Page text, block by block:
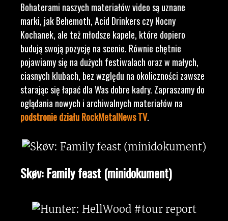
Bohaterami naszych materiałów video są uznane
marki, jak Behemoth, Acid Drinkers czy Nocny
Kochanek, ale też młodsze kapele, które dopiero
budują swoją pozycję na scenie. Równie chętnie
pojawiamy się na dużych festiwalach oraz w małych,
ciasnych klubach, bez względu na okoliczności zawsze
starając się łapać dla Was dobre kadry. Zapraszamy do
oglądania nowych i archiwalnych materiałów na
podstronie działu RockMetalNews TV.
Skøv: Family feast (minidokument)